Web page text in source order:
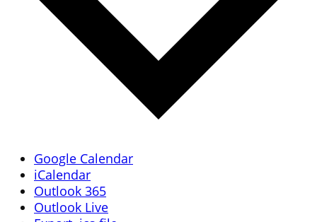
Google Calendar
iCalendar
Outlook 365
Outlook Live